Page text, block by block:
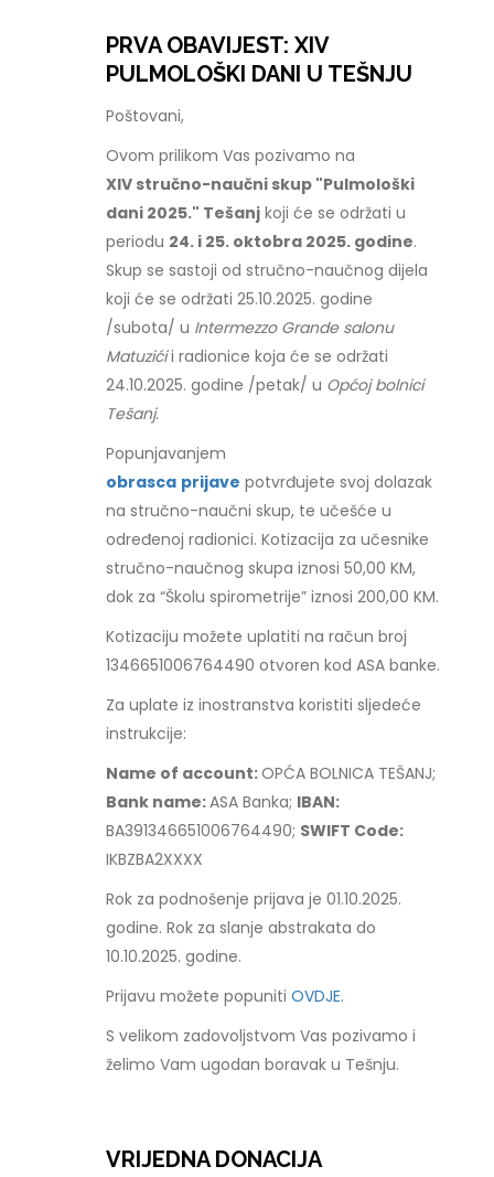
PRVA OBAVIJEST: XIV
PULMOLOŠKI DANI U TEŠNJU
Poštovani,
Ovom prilikom Vas pozivamo na
XIV stručno-naučni skup "Pulmološki
dani 2025." Tešanj koji će se održati u
periodu 24. i 25. oktobra 2025. godine.
Skup se sastoji od stručno-naučnog dijela
koji će se održati 25.10.2025. godine
/subota/ u Intermezzo Grande salonu
Matuzićii radionice koja će se održati
24.10.2025. godine /petak/ u Općoj bolnici
Tešanj.
Popunjavanjem
obrasca prijave potvrđujete svoj dolazak
na stručno-naučni skup, te učešće u
određenoj radionici. Kotizacija za učesnike
stručno-naučnog skupa iznosi 50,00 KM,
dok za “Školu spirometrije” iznosi 200,00 KM.
Kotizaciju možete uplatiti na račun broj
1346651006764490 otvoren kod ASA banke.
Za uplate iz inostranstva koristiti sljedeće
instrukcije:
Name of account:OPĆA BOLNICA TEŠANJ;
Bank name:ASA Banka; IBAN:
BA391346651006764490; SWIFT Code:
IKBZBA2XXXX
Rok za podnošenje prijava je 01.10.2025.
godine. Rok za slanje abstrakata do
10.10.2025. godine.
Prijavu možete popunitiOVDJE.
S velikom zadovoljstvom Vas pozivamo i
želimo Vam ugodan boravak u Tešnju.
VRIJEDNA DONACIJA